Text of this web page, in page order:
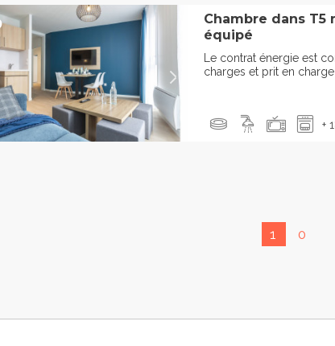
Chambre dans T5
équipé
Le contrat énergie est
charges et prit en
+
1 0